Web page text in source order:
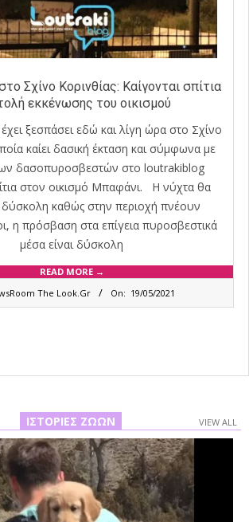
Σχίνο Κορινθίας: Καίγονται σπίτια
εκκένωσης του οικισμού
ξεσπάσει εδώ και λίγη ώρα στο Σχίνο
καίει δασική έκταση και σύμφωνα με
δασοπυροσβεστών στο loutrakiblog
στον οικισμό Μπαφάνι. Η νύχτα θα
δύσκολη καθώς στην περιοχή πνέουν
η πρόσβαση στα επίγεια πυροσβεστικά
μέσα είναι δύσκολη
READ MORE →
The Look.Gr On: 19/05/2021
ΙΣΤΟΡΊΕΣ ΖΏΩΝ VIEW ALL